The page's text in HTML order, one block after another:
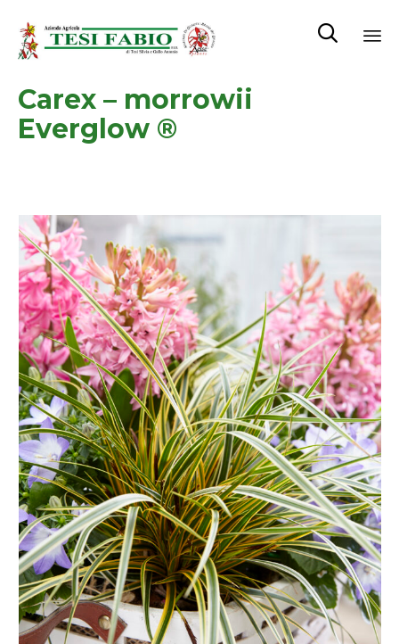

Carex – morrowii
Everglow ®